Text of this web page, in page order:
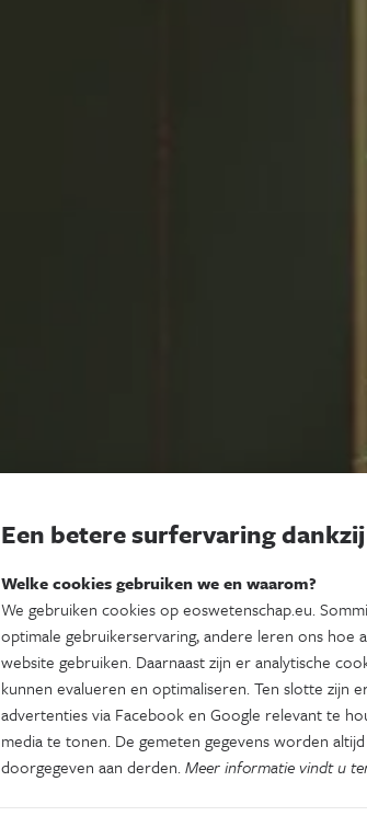
Een betere surfervaring
Welke cookies gebruiken we en waarom?
We gebruiken cookies op eoswetenschap.eu.
optimale gebruikerservaring, andere leren ons hoe
website gebruiken. Daarnaast zijn er analytische
kunnen evalueren en optimaliseren. Ten slotte zijn
advertenties via Facebook en Google relevant te
media te tonen. De gemeten gegevens worden
doorgegeven aan derden.Meer informatie vindt u